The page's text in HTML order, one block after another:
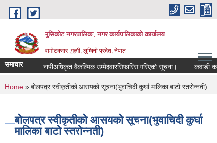
Skip to main content
मुसिकोट नगरपालिका, नगर कार्यपालिकाकाे कार्यालय
वामीटक्सार ,गुल्मी, लुम्बिनी प्रदेश, नेपाल
समाचार नापीअधिकृत वैकल्पिक उम्मेदवारसिफारिस गरिएको सूचना। कवाडी करको
You are here
Home » बोलपत्र स्वीकृतीको आसयको सूचना(भुवाचिदी कुर्घा मालिका बाटो स्तरोन्नती)
बोलपत्र स्वीकृतीको आसयको सूचना(भुवाचिदी कुर्घा
मालिका बाटो स्तरोन्नती)